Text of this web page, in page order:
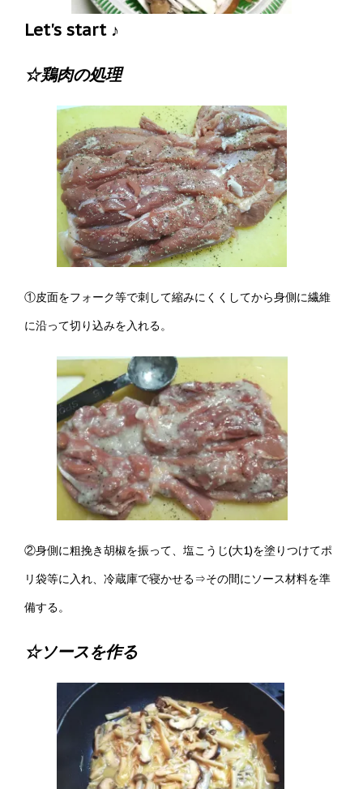
Let's start ♪
☆鶏肉の処理
①皮面をフォーク等で刺して縮みにくくしてから身側に繊維
に沿って切り込みを入れる。
②身側に粗挽き胡椒を振って、塩こうじ(大1)を塗りつけてポ
リ袋等に入れ、冷蔵庫で寝かせる⇒その間にソース材料を準
備する。
☆ソースを作る